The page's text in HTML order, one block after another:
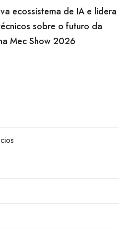
ecossistema de IA e lidera
sobre o futuro da
Mec Show 2026